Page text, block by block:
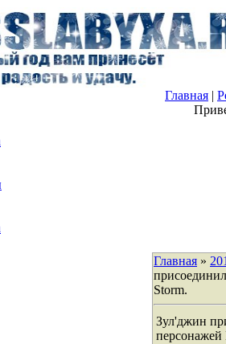
Главная |
Главная »
Storm.
Зул'джин
персонажей